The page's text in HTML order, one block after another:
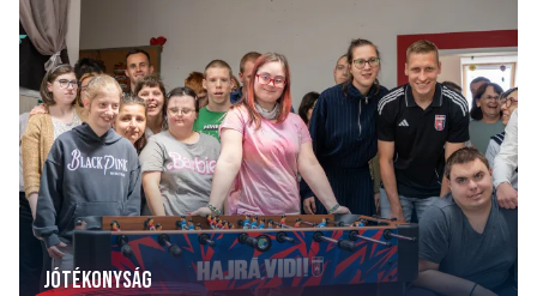
JÓTÉKONYSÁG